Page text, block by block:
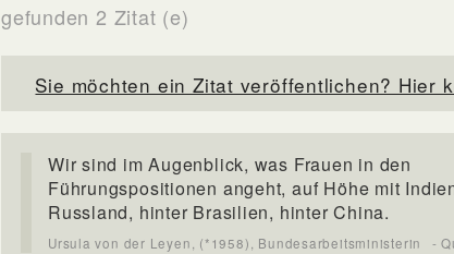
gefunden 2 Zitat (e)
Sie möchten ein Zitat veröffentlichen? Hier
Wir sind im Augenblick, was Frauen in den
Führungspositionen angeht, auf Höhe mit
Russland, hinter Brasilien, hinter China.
Ursula von der Leyen, (*1958), Bundesarbeitsministerin -